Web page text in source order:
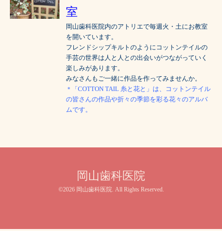
室
岡山歯科医院内のアトリエで毎週火・土にお教室
を開いています。
フレンドシップキルトのようにコットンテイルの
手芸の世界は人と人との出会いがつながっていく
楽しみがあります。
みなさんもご一緒に作品を作ってみませんか。
＊「COTTON TAIL 糸と花と」は、コットンテイル
の皆さんの作品や折々の季節を彩る花々のアルバ
ムです。
岡山歯科医院
©2026 岡山歯科医院 . All Rights Reserved.